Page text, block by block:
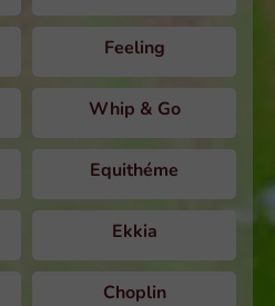
Feeling
Whip & Go
Equithéme
Ekkia
Choplin